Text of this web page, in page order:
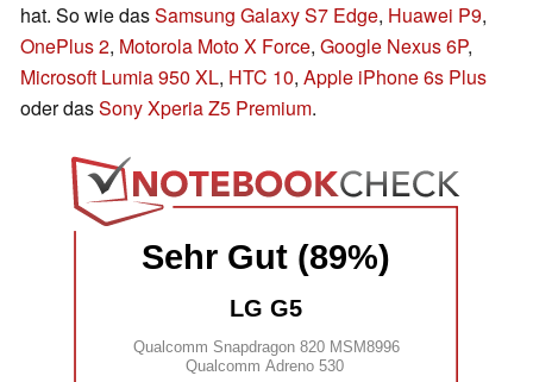
hat. So wie dasSamsung Galaxy S7 Edge, Huawei P9,
OnePlus 2, Motorola Moto X Force, Google Nexus 6P,
Microsoft Lumia 950 XL, HTC 10, Apple iPhone 6s Plus
oder dasSony Xperia Z5 Premium.
Sehr Gut (89%)
LG G5
Qualcomm Snapdragon 820 MSM8996
Qualcomm Adreno 530